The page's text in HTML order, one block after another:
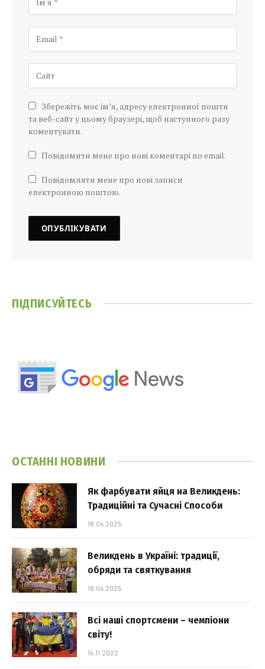
Збережіть моє ім’я, адресу електронної пошти
та веб-сайт у цьому браузері, щоб наступного разу
коментувати.
Повідомити мене про нові коментарі по email.
Повідомляти мене про нові записи
електронною поштою.
ПІДПИСУЙТЕСЬ
ОСТАННІ НОВИНИ
Як фарбувати яйця на Великдень:
Традиційні та Сучасні Способи
18.04.2025
Великдень в Україні: традиції,
обряди та святкування
18.04.2025
Всі наші спортсмени – чемпіони
світу!
14.11.2022